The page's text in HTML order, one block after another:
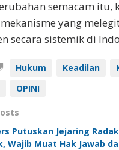
semacam itu,
yang
secara sistemik di
Hukum Keadilan
OPINI
Putuskan Jejaring
Wajib Muat Hak Jawab